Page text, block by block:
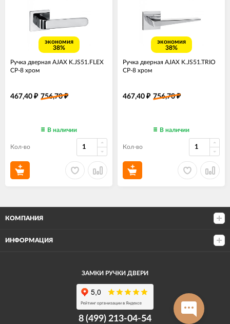
экономия
38%
Ручка дверная AJAX K.JS51.FLEX
CP-8 хром
467,40 ₽ 756,70₽
В наличии
Кол-во
экономия
38%
Ручка дверная AJAX K.JS51.TRIO
CP-8 хром
467,40 ₽ 756,70₽
В наличии
Кол-во
КОМПАНИЯ
ИНФОРМАЦИЯ
ЗАМКИ РУЧКИ ДВЕРИ
8 (499) 213-04-54​